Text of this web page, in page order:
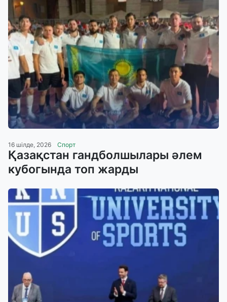
16 шілде, 2026 Спорт
Қазақстан гандболшылары әлем
кубогында топ жарды